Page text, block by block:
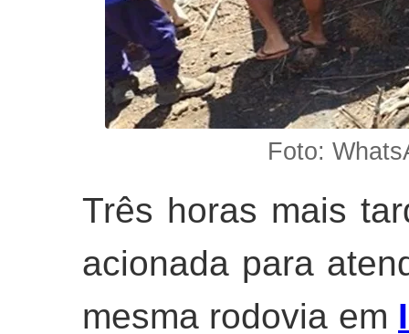
Foto:
Três horas mais
acionada para
mesma rodovia em